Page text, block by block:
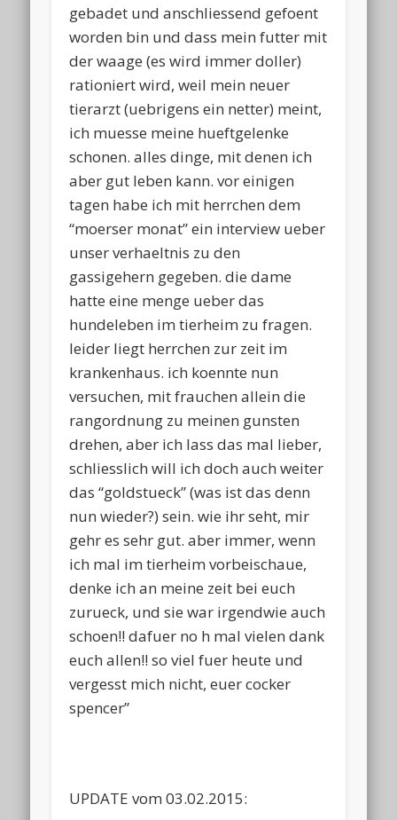
gebadet und anschliessend gefoent
worden bin und dass mein futter mit
der waage (es wird immer doller)
rationiert wird, weil mein neuer
tierarzt (uebrigens ein netter) meint,
ich muesse meine hueftgelenke
schonen. alles dinge, mit denen ich
aber gut leben kann. vor einigen
tagen habe ich mit herrchen dem
“moerser monat” ein interview ueber
unser verhaeltnis zu den
gassigehern gegeben. die dame
hatte eine menge ueber das
hundeleben im tierheim zu fragen.
leider liegt herrchen zur zeit im
krankenhaus. ich koennte nun
versuchen, mit frauchen allein die
rangordnung zu meinen gunsten
drehen, aber ich lass das mal lieber,
schliesslich will ich doch auch weiter
das “goldstueck” (was ist das denn
nun wieder?) sein. wie ihr seht, mir
gehr es sehr gut. aber immer, wenn
ich mal im tierheim vorbeischaue,
denke ich an meine zeit bei euch
zurueck, und sie war irgendwie auch
schoen!! dafuer no h mal vielen dank
euch allen!! so viel fuer heute und
vergesst mich nicht, euer cocker
spencer”
UPDATE vom 03.02.2015: